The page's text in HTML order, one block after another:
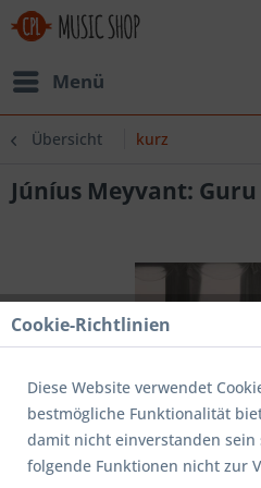
Menü
Übersicht kurz
Júníus Meyvant: Guru
Cookie-Richtlinien
Diese Website verwendet
bestmögliche Funktionalität
damit nicht einverstanden sein
folgende Funktionen nicht zur